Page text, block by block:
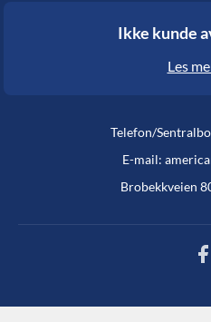
Ikke kunde
Les
Telefon/
E-mail:
Brobekkveien